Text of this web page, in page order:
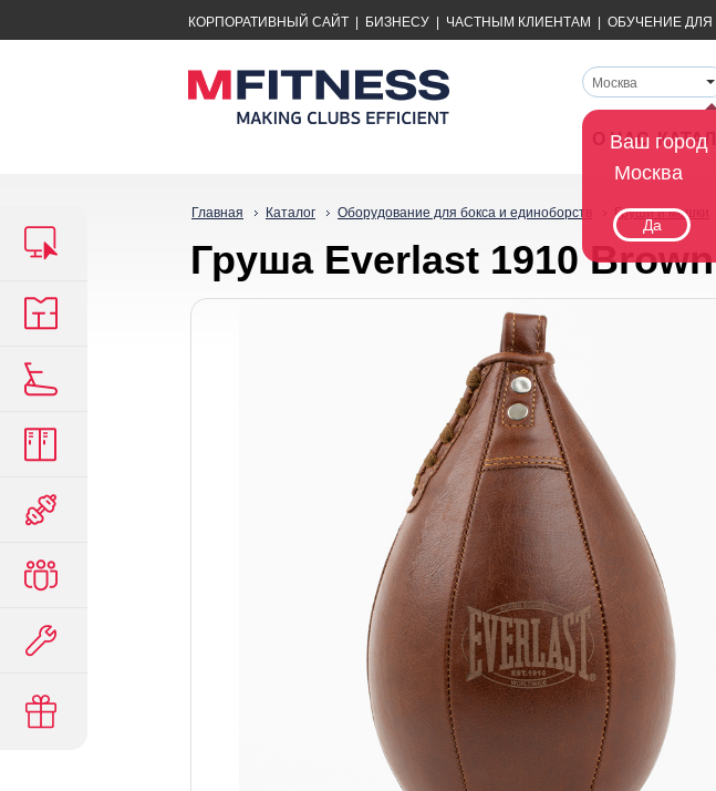
КОРПОРАТИВНЫЙ САЙТ БИЗНЕСУ ЧАСТНЫМ КЛИЕНТАМ ОБУЧЕНИЕ ДЛЯ
Ваш город
Москва
Да
Москва
О НАС
Главная Каталог Оборудование для бокса и единоборств Груши и мешки
Груша Everlast 1910